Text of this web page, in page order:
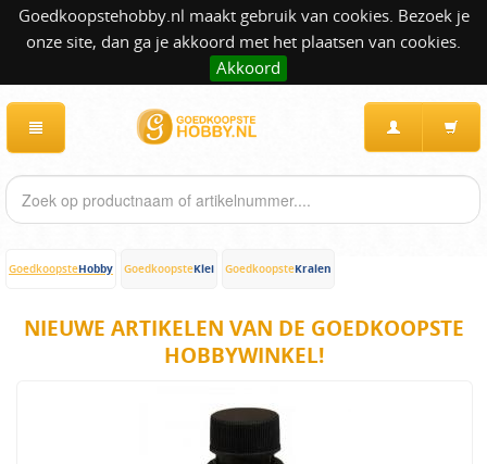
Goedkoopstehobby.nl maakt gebruik van cookies. Bezoek je
onze site, dan ga je akkoord met het plaatsen van cookies.
Akkoord
GoedkoopsteHobby GoedkoopsteKlei GoedkoopsteKralen
NIEUWE ARTIKELEN VAN DE GOEDKOOPSTE
HOBBYWINKEL!